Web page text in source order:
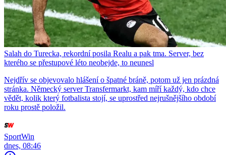
Salah do Turecka, rekordní posila Realu a pak tma. Server, bez
kterého se přestupové léto neobejde, to neunesl
Nejdřív se objevovalo hlášení o špatné bráně, potom už jen prázdná
stránka. Německý server Transfermarkt, kam míří každý, kdo chce
vědět, kolik který fotbalista stojí, se uprostřed nejrušnějšího období
roku prostě položil.
SportWin
dnes, 08:46